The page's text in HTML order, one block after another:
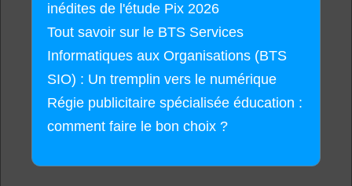
inédites de l'étude Pix 2026
Tout savoir sur le BTS Services
Informatiques aux Organisations (BTS
SIO) : Un tremplin vers le numérique
Régie publicitaire spécialisée éducation :
comment faire le bon choix ?